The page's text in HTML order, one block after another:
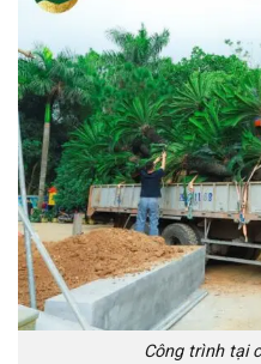
Công trình tại